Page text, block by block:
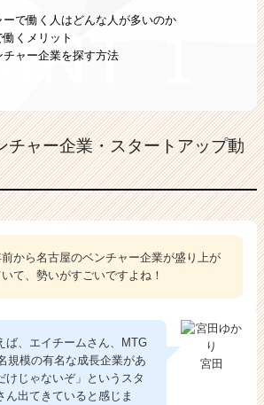
ーで働く人はどんな人が多いのか
くメリット
チャー企業を探す方法
チャー企業・スタートアップ動
から名古屋のベンチャー企業が盛り上が
いて、勢いがすごいですよね！
宮田
ば、エイチームさん、MTG
規模の有名な成長企業があ
けじゃないぞ」というスタ
ん出てきていると感じま